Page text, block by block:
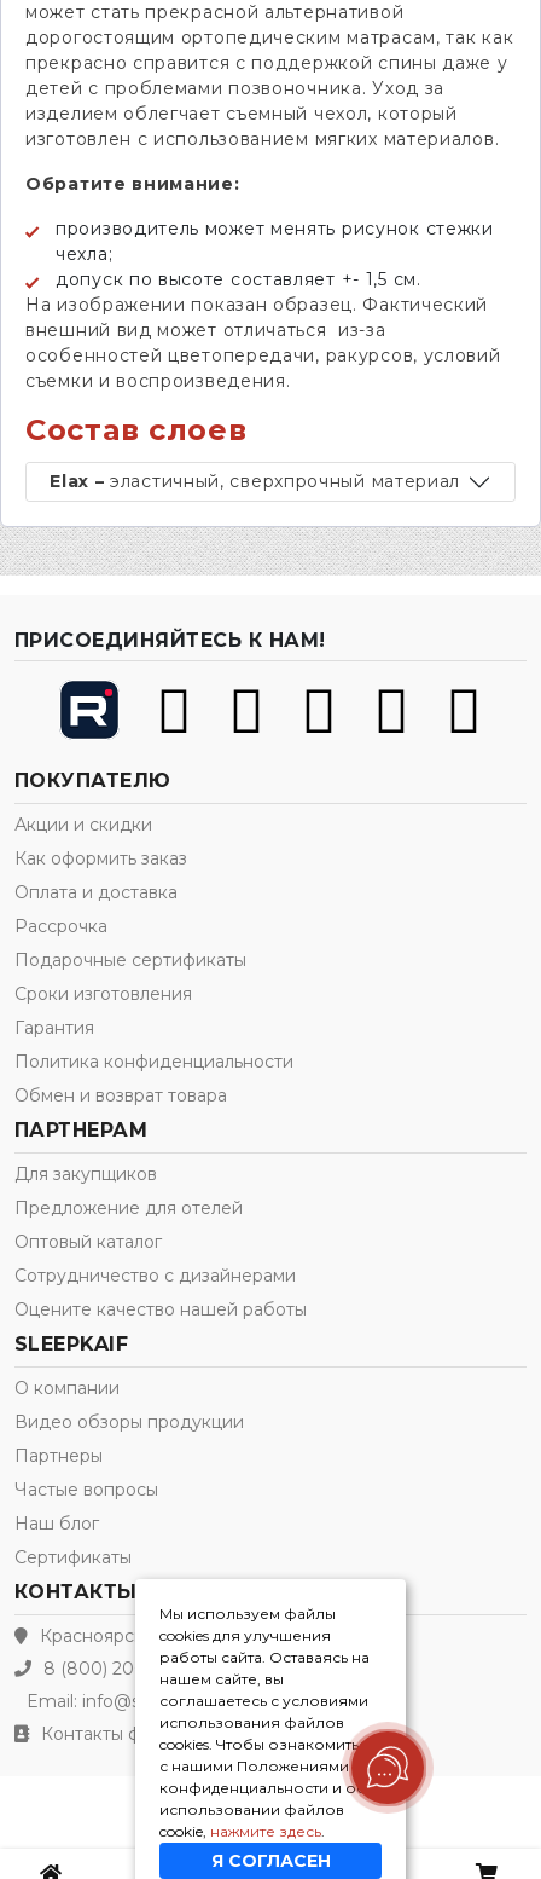
Мы используем файлы
cookies для улучшения
работы сайта. Оставаясь на
нашем сайте, вы
соглашаетесь с условиями
использования файлов
cookies. Чтобы ознакомиться
с нашими Положениями о
конфиденциальности и об
использовании файлов
cookie, нажмите здесь.
Я СОГЛАСЕН
может стать прекрасной альтернативой
дорогостоящим ортопедическим матрасам, так как
прекрасно справится с поддержкой спины даже у
детей с проблемами позвоночника. Уход за
изделием облегчает съемный чехол, который
изготовлен с использованием мягких материалов.
Обратите внимание:
производитель может менять рисунок стежки
чехла;
допуск по высоте составляет +- 1,5 см.
На изображении показан образец. Фактический
внешний вид может отличаться из-за
особенностей цветопередачи, ракурсов, условий
съемки и воспроизведения.
Состав слоев
Elax –эластичный, сверхпрочный материал
ПРИСОЕДИНЯЙТЕСЬ К НАМ!
ПОКУПАТЕЛЮ
Акции и скидки
Как оформить заказ
Оплата и доставка
Рассрочка
Подарочные сертификаты
Сроки изготовления
Гарантия
Политика конфиденциальности
Обмен и возврат товара
ПАРТНЕРАМ
Для закупщиков
Предложение для отелей
Оптовый каталог
Сотрудничество с дизайнерами
Оцените качество нашей работы
SLEEPKAIF
О компании
Видео обзоры продукции
Партнеры
Частые вопросы
Наш блог
Сертификаты
КОНТАКТЫ
Красноярск
8 (800) 200-21-91
Email: info@sleepkaif.ru
Контакты филиалов
Sleepkaif® 2026